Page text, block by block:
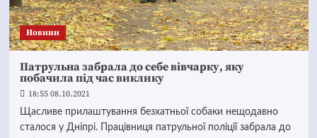
Новини
Патрульна забрала до себе вівчарку, яку
побачила під час виклику
18:55 08.10.2021
Щасливе прилаштування безхатньої собаки нещодавно
сталося у Дніпрі. Працівниця патрульної поліції забрала до